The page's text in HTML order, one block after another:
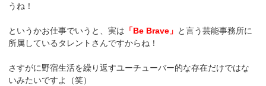
うね！
というかお仕事でいうと、実は 「Be Brave」 と言う芸能事務所に
所属しているタレントさんですからね！
さすがに野宿生活を繰り返すユーチューバー的な存在だけではな
いみたいですよ（笑）